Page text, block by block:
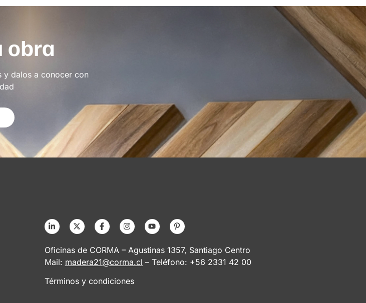
obra
y dalos a conocer con
Oficinas de CORMA – Agustinas 1357, Santiago Centro
Mail: madera21@corma.cl – Teléfono: +56 2331 42 00
Términos y condiciones